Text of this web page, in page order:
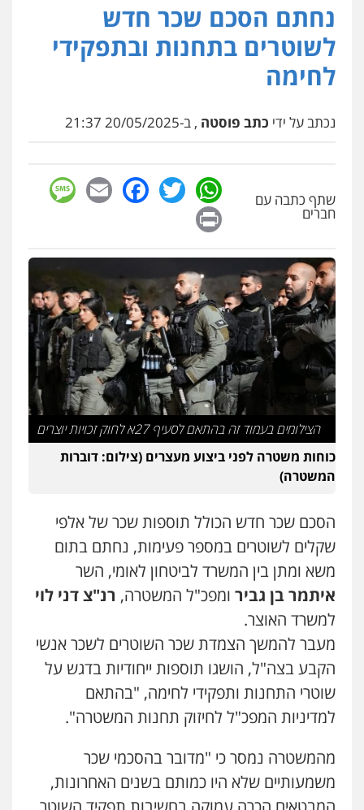
נחתם הסכם שכר חדש
לשוטרים בתחנות ובתפקידי
לחימה
נכתב על ידי כתב פוסטה , ב-20/05/2025 21:37
שתף כתבה עם
חברים
WhatsApp
Twitter
Facebook
Email
הצילומים בעמוד זה בהתאם לסעיף 27א לחוק זכויות יוצרים
כוחות משטרה לפני ביצוע מעצרים (צילום: דוברות
המשטרה)
הסכם שכר חדש הכולל תוספות שכר של אלפי
שקלים לשוטרים במספר פעימות, נחתם בתום
משא ומתן בין המשרד לביטחון לאומי, השר
איתמר בן גביר ומפכ"ל המשטרה, רנ"צ דני לוי
למשרד האוצר.
מעבר להמשך הצמדת שכר השוטרים לשכר אנשי
הקבע בצה"ל, הושגו תוספות ייחודיות בדגש על
שוטרי התחנות ותפקידי לחימה, "בהתאם
למדיניות המפכ"ל לחיזוק תחנות המשטרה".
מהמשטרה נמסר כי "מדובר בהסכמי שכר
משמעותיים שלא היו כמותם בשנים האחרונות,